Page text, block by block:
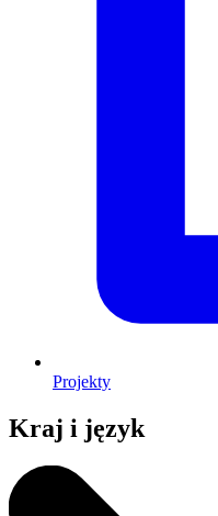
Projekty
Kraj i język